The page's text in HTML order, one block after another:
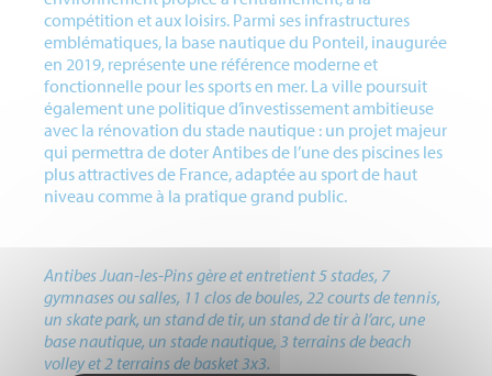
compétition et aux loisirs. Parmi ses infrastructures
emblématiques, la base nautique du Ponteil, inaugurée
en 2019, représente une référence moderne et
fonctionnelle pour les sports en mer. La ville poursuit
également une politique d’investissement ambitieuse
avec la rénovation du stade nautique : un projet majeur
qui permettra de doter Antibes de l’une des piscines les
plus attractives de France, adaptée au sport de haut
niveau comme à la pratique grand public.
Antibes Juan-les-Pins gère et entretient 5 stades, 7
gymnases ou salles, 11 clos de boules, 22 courts de tennis,
un skate park, un stand de tir, un stand de tir à l’arc, une
base nautique, un stade nautique, 3 terrains de beach
volley et 2 terrains de basket 3x3.